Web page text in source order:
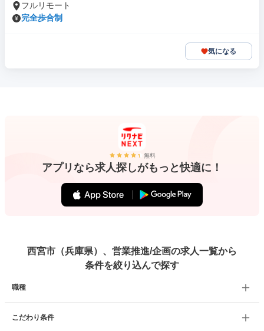
フルリモート
完全歩合制
気になる
無料
アプリなら求人探しがもっと快適に！
西宮市（兵庫県）、営業推進/企画の求人一覧から
条件を絞り込んで探す
職種
こだわり条件